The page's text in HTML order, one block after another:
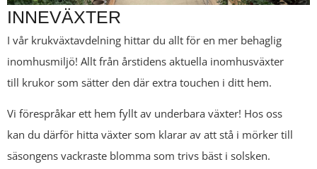
INNEVÄXTER
I vår krukväxtavdelning hittar du allt för en mer behaglig
inomhusmiljö! Allt från årstidens aktuella inomhusväxter
till krukor som sätter den där extra touchen i ditt hem.
Vi förespråkar ett hem fyllt av underbara växter! Hos oss
kan du därför hitta växter som klarar av att stå i mörker till
säsongens vackraste blomma som trivs bäst i solsken.